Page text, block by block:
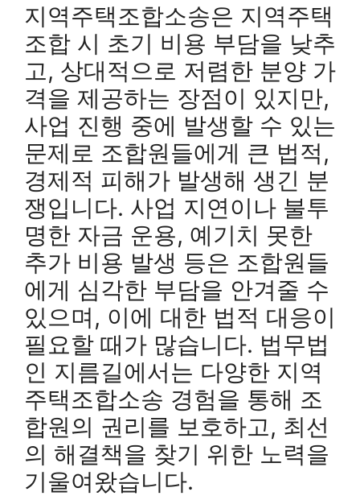
지역주택조합소송은 지역주택
조합 시 초기 비용 부담을 낮추
고, 상대적으로 저렴한 분양 가
격을 제공하는 장점이 있지만,
사업 진행 중에 발생할 수 있는
문제로 조합원들에게 큰 법적,
경제적 피해가 발생해 생긴 분
쟁입니다. 사업 지연이나 불투
명한 자금 운용, 예기치 못한
추가 비용 발생 등은 조합원들
에게 심각한 부담을 안겨줄 수
있으며, 이에 대한 법적 대응이
필요할 때가 많습니다. 법무법
인 지름길에서는 다양한 지역
주택조합소송 경험을 통해 조
합원의 권리를 보호하고, 최선
의 해결책을 찾기 위한 노력을
기울여왔습니다.